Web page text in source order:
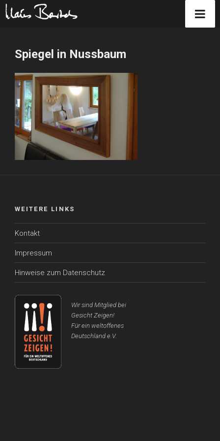
springenSpiegel in Nussbaum
WEITERE LINKS
Kontakt
Impressum
Hinweise zum Datenschutz
Wir sind Mitglied bei
Gesicht Zeigen!
Für ein weltoffenes
Deutschland e.V.